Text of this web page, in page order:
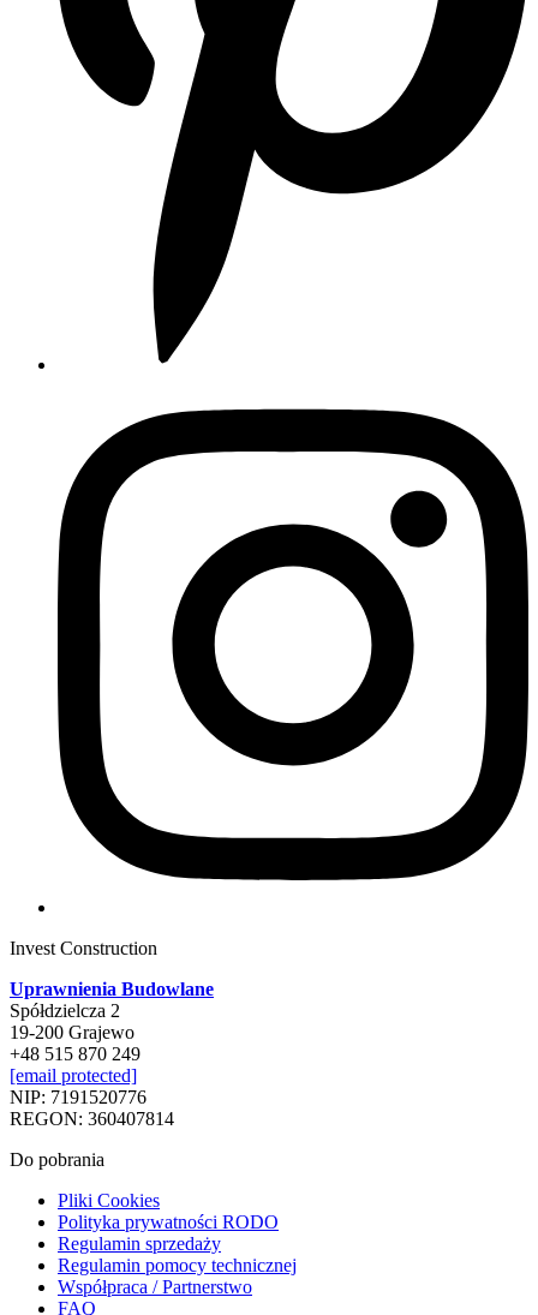
Invest Construction
Uprawnienia Budowlane
Spółdzielcza 2
19-200 Grajewo
+48 515 870 249
[email protected]
NIP: 7191520776
REGON: 360407814
Do pobrania
Pliki Cookies
Polityka prywatności RODO
Regulamin sprzedaży
Regulamin pomocy technicznej
Współpraca / Partnerstwo
FAQ